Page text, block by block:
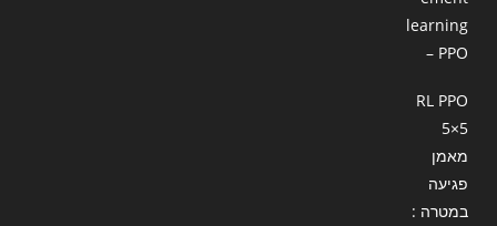
learning
– PPO
RL PPO
5×5
מאמן
פגיעה
במטרה :